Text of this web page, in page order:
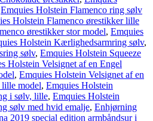
Emquies Holstein Flamenco ring sølv
Holstein Flamenco ørestikker lille
ørestikker stor model, Emquies
Holstein Kærlighedsarmring sølv,
sølv, Emquies Holstein Squeeze
Holstein Velsignet af en Engel
, Emquies Holstein Velsignet af en
model, Emquies Holstein
i sølv, lille, Emquies Holstein
sølv med hvid emalje, Enhjørning
2019 special edition armbåndsur i